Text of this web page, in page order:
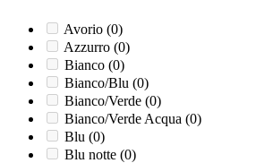
Sapone liquido
Sapone schiuma
Unite(0)
Avorio (0)
Azzurro (0)
Bianco (0)
Bianco/Blu (0)
Bianco/Verde (0)
Bianco/Verde Acqua (0)
Blu (0)
Blu notte (0)